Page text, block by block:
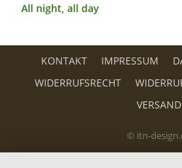
All night, all day
KONTAKT IMPRESSUM
WIDERRUFSRECHT
VERSAND
© itn-